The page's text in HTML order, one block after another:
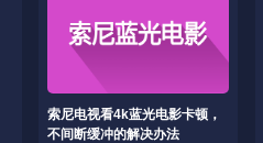
索尼电视看4k蓝光电影卡顿，
不间断缓冲的解决办法